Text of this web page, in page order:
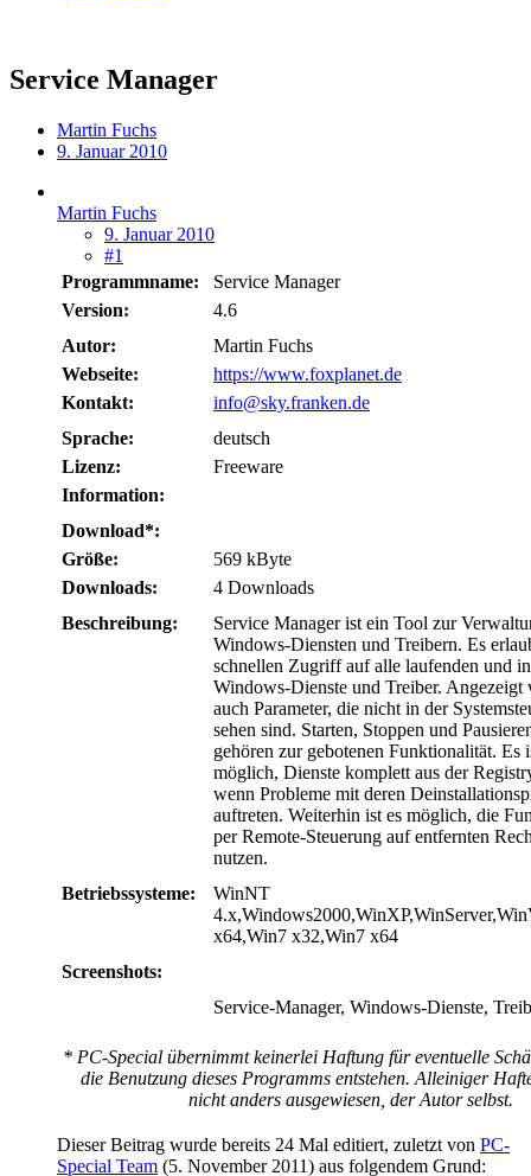
Service Manager
Martin Fuchs
9. Januar 2010
Martin Fuchs
9. Januar 2010
#1
Programmname:
Service Manager
Version:
4.6
Autor:
Martin Fuchs
Webseite:
https://www.foxplanet.de
Kontakt:
info@sky.franken.de
Sprache:
deutsch
Lizenz:
Freeware
Information:
Download*:
Größe:
569 kByte
Downloads:
4 Downloads
Beschreibung:
Service Manager ist ein Tool zur
Windows-Diensten und Treibern. Es
schnellen Zugriff auf alle laufenden und
Windows-Dienste und Treiber. Angezeigt
auch Parameter, die nicht in der
sehen sind. Starten, Stoppen und
gehören zur gebotenen Funktionalität. Es
möglich, Dienste komplett aus der
wenn Probleme mit deren
auftreten. Weiterhin ist es möglich, die
per Remote-Steuerung auf entfernten
nutzen.
Betriebssysteme:
WinNT
x64,Win7 x32,Win7 x64
Screenshots:
Service-Manager, Windows-Dienste,
* PC-Special übernimmt keinerlei Haftung für eventuelle
die Benutzung dieses Programms entstehen. Alleiniger
nicht anders ausgewiesen, der Autor selbst.
Dieser Beitrag wurde bereits 24 Mal editiert, zuletzt von PC-
Special Team (5. November 2011) aus folgendem Grund: